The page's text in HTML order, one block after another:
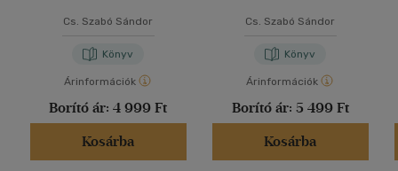
Cs. Szabó Sándor
Könyv
Árinformációk
Borító ár: 4 999 Ft
Kosárba
Cs. Szabó Sándor
Könyv
Árinformációk
Borító ár: 5 499 Ft
Kosárba